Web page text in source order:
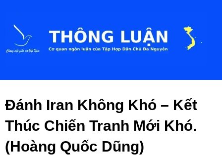
Đánh Iran Không Khó – Kết
Thúc Chiến Tranh Mới Khó.
(Hoàng Quốc Dũng)